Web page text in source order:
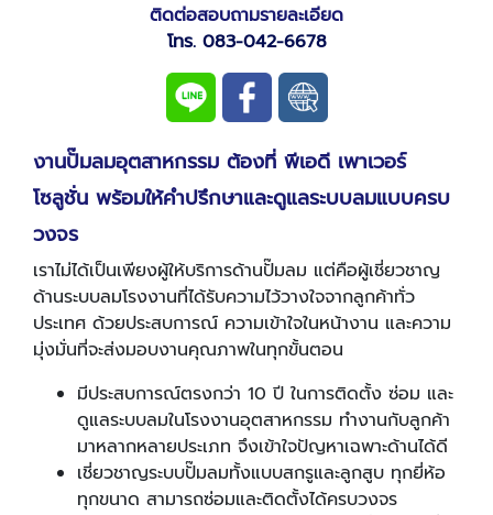
ติดต่อสอบถามรายละเอียด
โทร. 083-042-6678
งานปั๊มลมอุตสาหกรรม ต้องที่ พีเอดี เพาเวอร์
โซลูชั่น พร้อมให้คำปรึกษาและดูแลระบบลมแบบครบ
วงจร
เราไม่ได้เป็นเพียงผู้ให้บริการด้านปั๊มลม แต่คือผู้เชี่ยวชาญ
ด้านระบบลมโรงงานที่ได้รับความไว้วางใจจากลูกค้าทั่ว
ประเทศ ด้วยประสบการณ์ ความเข้าใจในหน้างาน และความ
มุ่งมั่นที่จะส่งมอบงานคุณภาพในทุกขั้นตอน
มีประสบการณ์ตรงกว่า 10 ปี ในการติดตั้ง ซ่อม และ
ดูแลระบบลมในโรงงานอุตสาหกรรม ทำงานกับลูกค้า
มาหลากหลายประเภท จึงเข้าใจปัญหาเฉพาะด้านได้ดี
เชี่ยวชาญระบบปั๊มลมทั้งแบบสกรูและลูกสูบ ทุกยี่ห้อ
ทุกขนาด สามารถซ่อมและติดตั้งได้ครบวงจร